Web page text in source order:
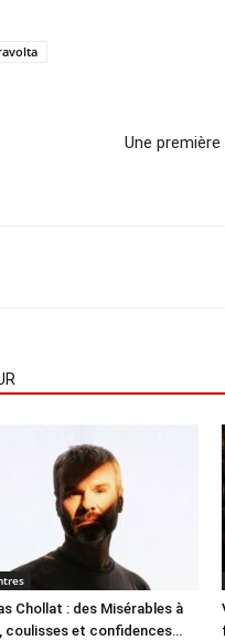
Une première
Chollat : des Misérables à
coulisses et confidences…